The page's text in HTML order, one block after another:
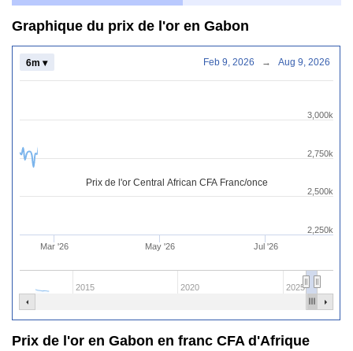
Graphique du prix de l'or en Gabon
Prix de l'or Central African CFA Franc/once
Mar '26 May '26 Jul '26
2015 2020 2025
3,000k
2,250k
2,500k
2,750k
6m ▾ Feb 9, 2026 → Aug 9, 2026
Prix de l'or en Gabon en franc CFA d'Afrique